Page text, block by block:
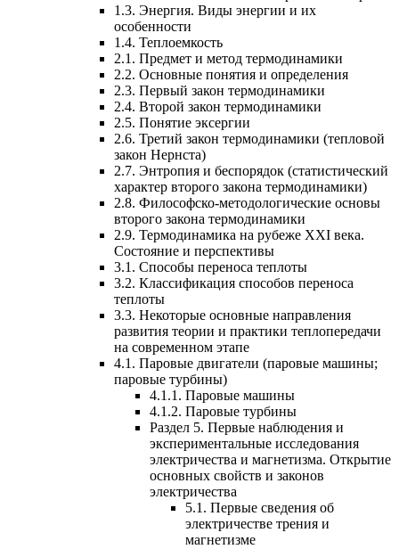
1.3. Энергия. Виды энергии и их
особенности
1.4. Теплоемкость
2.1. Предмет и метод термодинамики
2.2. Основные понятия и определения
2.3. Первый закон термодинамики
2.4. Второй закон термодинамики
2.5. Понятие эксергии
2.6. Третий закон термодинамики (тепловой
закон Нернста)
2.7. Энтропия и беспорядок (cтатистический
характер второго закона термодинамики)
2.8. Философско-методологические основы
второго закона термодинамики
2.9. Термодинамика на рубеже XXI века.
Состояние и перспективы
3.1. Способы переноса теплоты
3.2. Классификация способов переноса
теплоты
3.3. Некоторые основные направления
развития теории и практики теплопередачи
на современном этапе
4.1. Паровые двигатели (паровые машины;
паровые турбины)
4.1.1. Паровые машины
4.1.2. Паровые турбины
Раздел 5. Первые наблюдения и
экспериментальные исследования
электричества и магнетизма. Открытие
основных свойств и законов
электричества
5.1. Первые сведения об
электричестве трения и
магнетизме